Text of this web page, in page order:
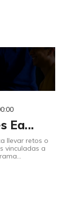
Ea...
llevar retos o
vinculadas a